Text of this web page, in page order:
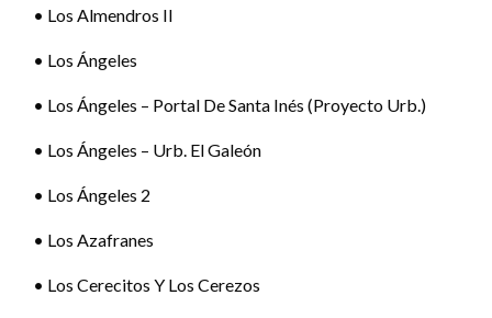
• Los Almendros II
• Los Ángeles
• Los Ángeles – Portal De Santa Inés (Proyecto Urb.)
• Los Ángeles – Urb. El Galeón
• Los Ángeles 2
• Los Azafranes
• Los Cerecitos Y Los Cerezos